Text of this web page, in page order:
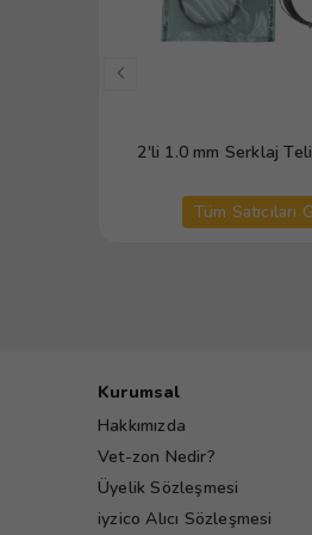
2'li 1.0 mm Serklaj
Tüm Satıcıları
Kurumsal
Hakkımızda
Vet-zon Nedir?
Üyelik Sözleşmesi
iyzico Alıcı Sözleşmesi